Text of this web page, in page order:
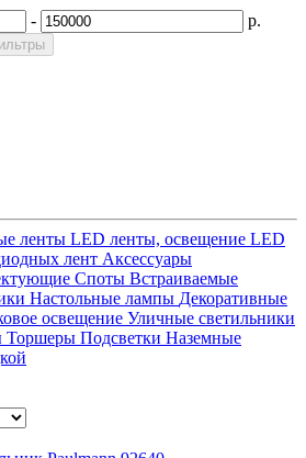
-
р.
ленты LED ленты, освещение LED
лент Аксессуары
Споты Встраиваемые
Настольные лампы Декоративные
освещение Уличные светильники
Торшеры Подсветки Наземные